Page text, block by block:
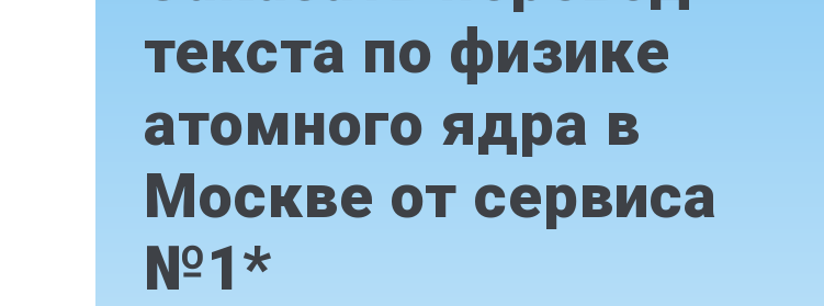
текста по физике
атомного ядра в
Москве от сервиса
№1*